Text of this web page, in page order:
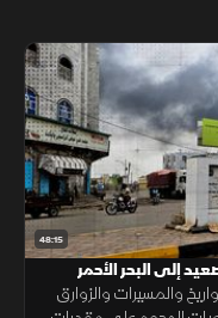
48:15
إلى البحر الأحمر
والمسيرات والزوارق